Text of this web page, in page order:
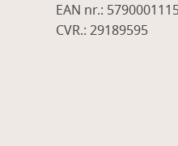
EAN nr.:
CVR.: 29189595